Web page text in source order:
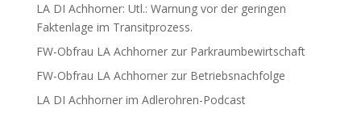
LA DI Achhorner: Utl.: Warnung vor der geringen
Faktenlage im Transitprozess.
FW-Obfrau LA Achhorner zur Parkraumbewirtschaft
FW-Obfrau LA Achhorner zur Betriebsnachfolge
LA DI Achhorner im Adlerohren-Podcast